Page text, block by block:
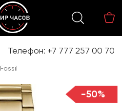
Телефон: +7 777 257 00 70
Fossil
-50%